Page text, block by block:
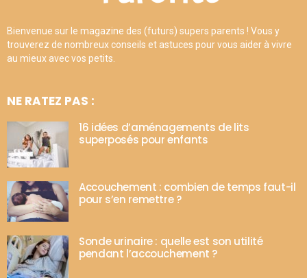
Bienvenue sur le magazine des (futurs) supers parents ! Vous y
trouverez de nombreux conseils et astuces pour vous aider à vivre
au mieux avec vos petits.
NE RATEZ PAS :
16 idées d’aménagements de lits
superposés pour enfants
Accouchement : combien de temps faut-il
pour s’en remettre ?
Sonde urinaire : quelle est son utilité
pendant l’accouchement ?